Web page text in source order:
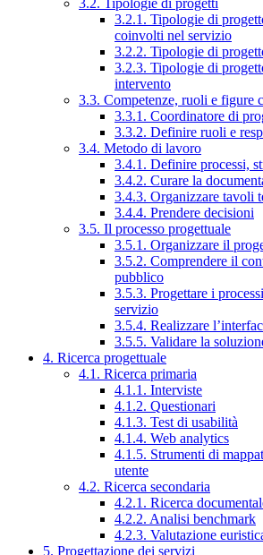
3.2. Tipologie di progetti
3.2.1. Tipologie di
coinvolti nel servizio
3.2.2. Tipologie di
3.2.3. Tipologie di
intervento
3.3. Competenze, ruoli e figure
3.3.1. Coordinatore di
3.3.2. Definire ruoli e
3.4. Metodo di lavoro
3.4.1. Definire processi,
3.4.2. Curare la
3.4.3. Organizzare tavoli
3.4.4. Prendere decisioni
3.5. Il processo progettuale
3.5.1. Organizzare il
3.5.2. Comprendere il
pubblico
3.5.3. Progettare i
servizio
3.5.4. Realizzare
3.5.5. Validare la
4. Ricerca progettuale
4.1. Ricerca primaria
4.1.1. Interviste
4.1.2. Questionari
4.1.3. Test di usabilità
4.1.4. Web analytics
4.1.5. Strumenti di
utente
4.2. Ricerca secondaria
4.2.1. Ricerca
4.2.2. Analisi benchmark
4.2.3. Valutazione
5. Progettazione dei servizi